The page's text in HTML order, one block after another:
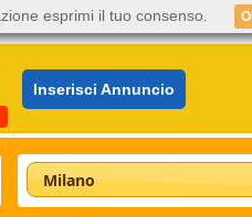
Inserisci Annuncio
Milano
esprimi il tuo consenso.